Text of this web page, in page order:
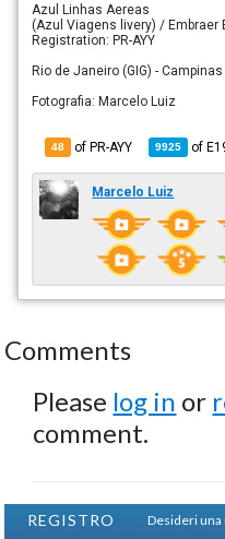
Azul Linhas Aereas
(Azul Viagens livery) / Embraer
Registration: PR-AYY
Rio de Janeiro (GIG) - Campinas
Fotografia: Marcelo Luiz
48 of PR-AYY 9925 of
Marcelo Luiz
Comments
Please log in or
comment.
REGISTRO
Desideri una